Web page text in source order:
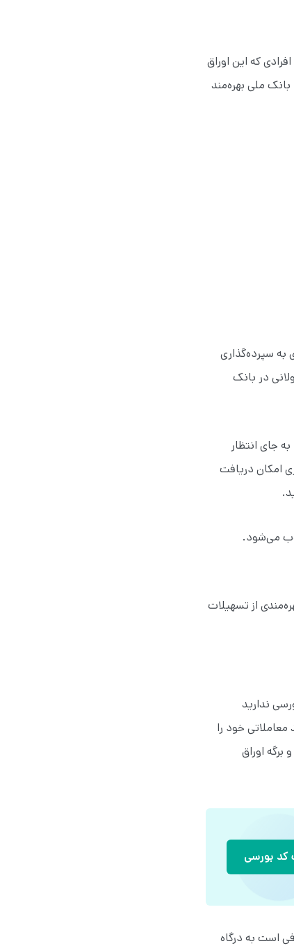
که این اوراق
بانک ملی بهره‌مند
به سپرده‌گذاری
در بانک
جای انتظار
امکان دریافت
می‌شود.
از تسهیلات
ندارید
معاملاتی خود را
اوراق
کد بورسی
است به درگاه